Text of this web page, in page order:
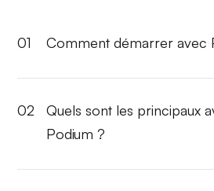
01 Comment démarrer avec
02
Quels sont les principaux
Podium ?